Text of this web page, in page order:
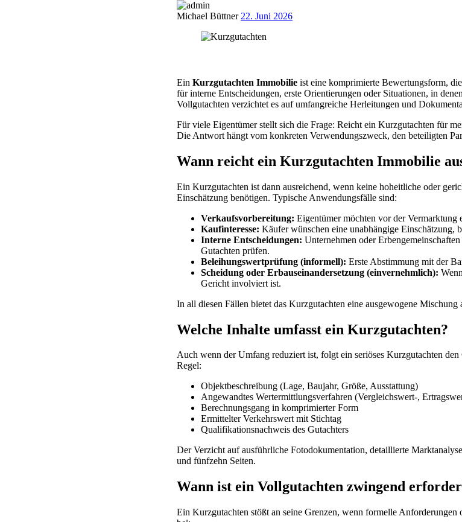
Michael Büttner 22. Juni 2026
Ein Kurzgutachten Immobilie ist eine komprimierte Bewertungsform,
für interne Entscheidungen, erste Orientierungen oder Situationen, in
Vollgutachten verzichtet es auf umfangreiche Herleitungen und
Für viele Eigentümer stellt sich die Frage: Reicht ein Kurzgutachten für
Die Antwort hängt vom konkreten Verwendungszweck, den beteiligten
Wann reicht ein Kurzgutachten Immobilie
Ein Kurzgutachten ist dann ausreichend, wenn keine hoheitliche oder
Einschätzung benötigen. Typische Anwendungsfälle sind:
Verkaufsvorbereitung: Eigentümer möchten vor der Vermarktung
Kaufinteresse: Käufer wünschen eine unabhängige Einschätzung,
Interne Entscheidungen: Unternehmen oder
Gutachten prüfen.
Beleihungswertprüfung (informell): Erste Abstimmung mit der
Scheidung oder Erbauseinandersetzung (einvernehmlich):
Gericht involviert ist.
In all diesen Fällen bietet das Kurzgutachten eine ausgewogene
Welche Inhalte umfasst ein Kurzgutachten?
Auch wenn der Umfang reduziert ist, folgt ein seriöses Kurzgutachten den
Regel:
Objektbeschreibung (Lage, Baujahr, Größe, Ausstattung)
Angewandtes Wertermittlungsverfahren (Vergleichswert-,
Berechnungsgang in komprimierter Form
Ermittelter Verkehrswert mit Stichtag
Qualifikationsnachweis des Gutachters
Der Verzicht auf ausführliche Fotodokumentation, detaillierte
und fünfzehn Seiten.
Wann ist ein Vollgutachten zwingend
Ein Kurzgutachten stößt an seine Grenzen, wenn formelle